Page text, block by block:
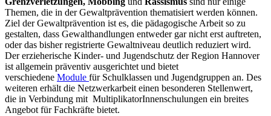
Themen, die in der Gewaltprävention thematisiert werden können.
Ziel der Gewaltprävention ist es, die pädagogische Arbeit so zu
gestalten, dass Gewalthandlungen entweder gar nicht erst auftreten,
oder das bisher registrierte Gewaltniveau deutlich reduziert wird.
Der erzieherische Kinder- und Jugendschutz der Region Hannover
ist allgemein präventiv ausgerichtet und bietet
verschiedene Module für Schulklassen und Jugendgruppen an. Des
weiteren erhält die Netzwerkarbeit einen besonderen Stellenwert,
die in Verbindung mit MultiplikatorInnenschulungen ein breites
Angebot für Fachkräfte bietet.